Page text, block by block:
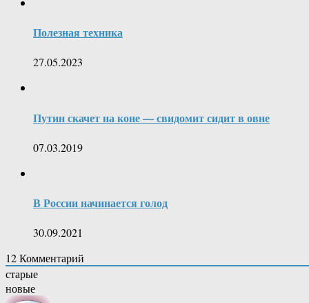
Полезная техника
27.05.2023
Путин скачет на коне — свидомит сидит в овне
07.03.2019
В России начинается голод
30.09.2021
12Комментарий
старые
новые